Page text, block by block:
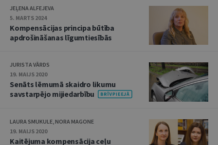
JEĻENA ALFEJEVA
5. MARTS 2024
Kompensācijas principa būtība
apdrošināšanas līgumtiesībās
JURISTA VĀRDS
19. MAIJS 2020
Senāts lēmumā skaidro likumu
savstarpējo mijiedarbību
LAURA SMUKULE, NORA MAGONE
19. MAIJS 2020
Kaitējuma kompensācija ceļu